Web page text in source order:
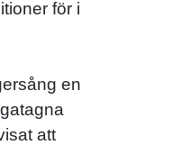
för i
en
att